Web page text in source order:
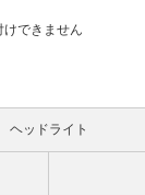
できません
ヘッドライト